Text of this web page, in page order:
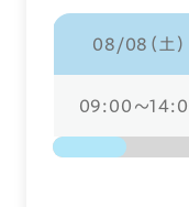
08/08（土）
09:00～